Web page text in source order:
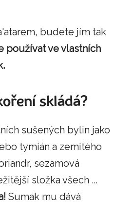
budete jím tak
používat ve vlastních
skládá?
sušených bylin jako
tymián a zemitého
sezamová
složka všech ...
Sumak mu dává